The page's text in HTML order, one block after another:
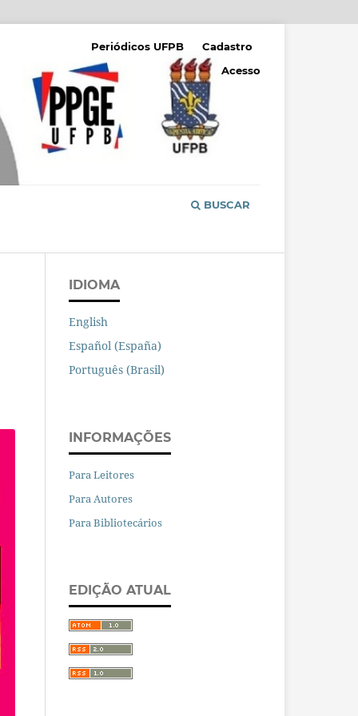
BUSCAR
Periódicos UFPB
Cadastro
Acesso
IDIOMA
English
Español (España)
Português (Brasil)
INFORMAÇÕES
Para Leitores
Para Autores
Para Bibliotecários
EDIÇÃO ATUAL